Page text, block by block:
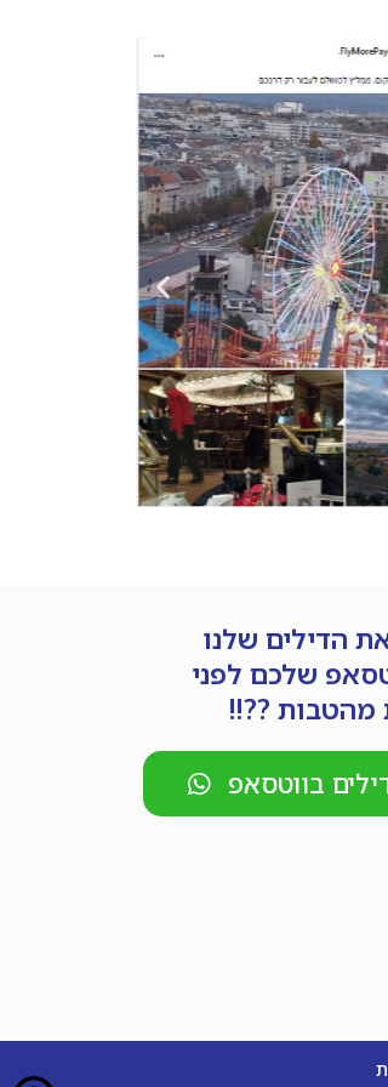
הדילים שלנו
שלכם לפני
מהטבות ??!!
בווטסאפ